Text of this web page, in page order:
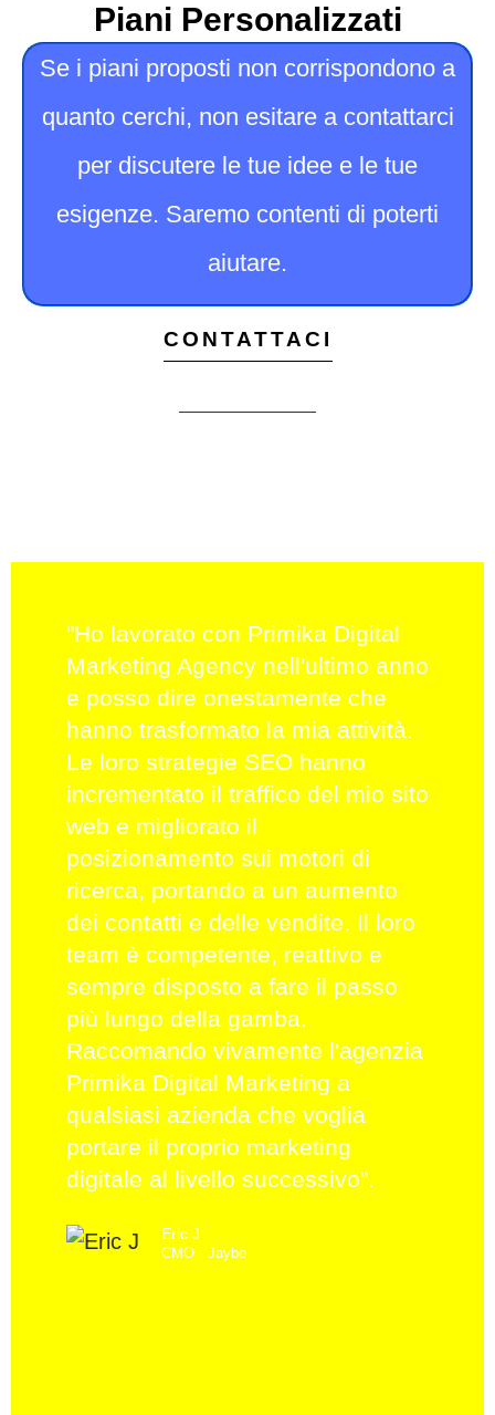
Piani Personalizzati
Se i piani proposti non corrispondono a
quanto cerchi, non esitare a contattarci
per discutere le tue idee e le tue
esigenze. Saremo contenti di poterti
aiutare.
CONTATTACI
"Ho lavorato con Primika Digital
Marketing Agency nell'ultimo anno
e posso dire onestamente che
hanno trasformato la mia attività.
Le loro strategie SEO hanno
incrementato il traffico del mio sito
web e migliorato il
posizionamento sui motori di
ricerca, portando a un aumento
dei contatti e delle vendite. Il loro
team è competente, reattivo e
sempre disposto a fare il passo
più lungo della gamba.
Raccomando vivamente l'agenzia
Primika Digital Marketing a
qualsiasi azienda che voglia
portare il proprio marketing
digitale al livello successivo".
Eric J
CMO - Jaybe